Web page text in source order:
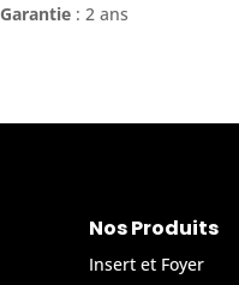
Garantie : 2 ans
Nos Produits
Insert et Foyer